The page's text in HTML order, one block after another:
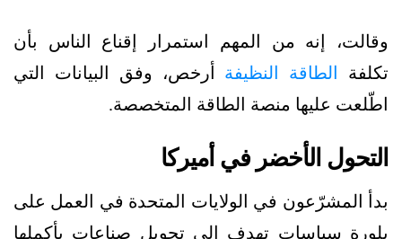
وقالت، إنه من المهم استمرار إقناع الناس بأن
تكلفة الطاقة النظيفة أرخص، وفق البيانات التي
اطّلعت عليها منصة الطاقة المتخصصة.
التحول الأخضر في أميركا
بدأ المشرّعون في الولايات المتحدة في العمل على
بلورة سياسات تهدف إلى تحويل صناعات بأكملها